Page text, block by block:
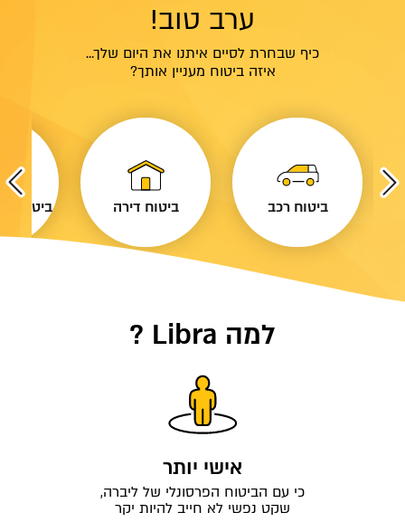
ערב טוב!
כיף שבחרת לסיים איתנו את היום שלך...
איזה ביטוח מעניין אותך?
ביטוח רכב ביטוח דירה ביטוח
למה Libra ?
אישי יותר
כי עם הביטוח הפרסונלי של ליברה,
שקט נפשי לא חייב להיות יקר